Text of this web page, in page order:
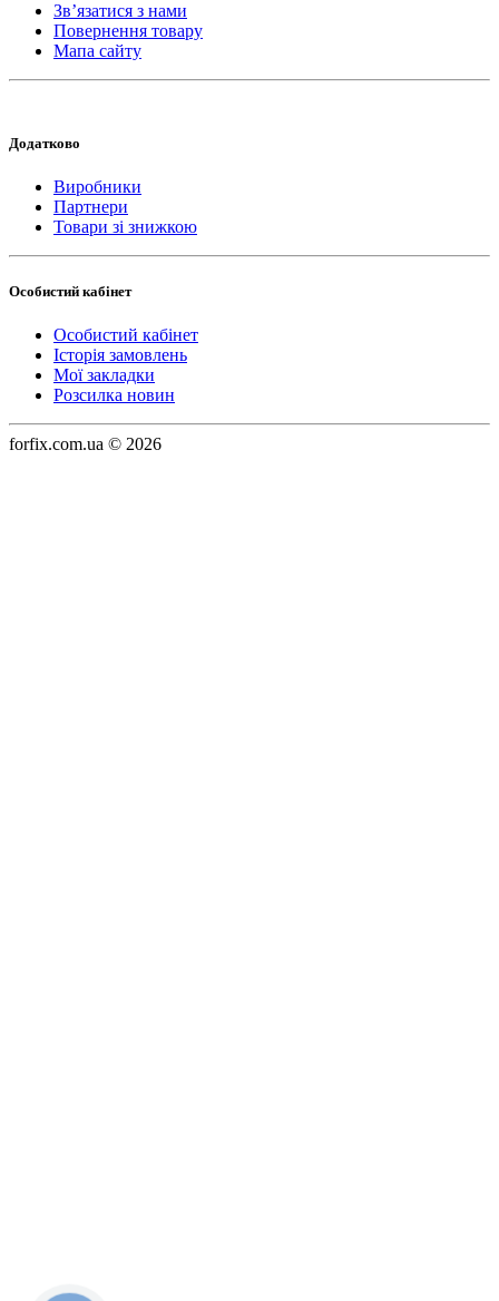
Зв’язатися з нами
Повернення товару
Мапа сайту
Додатково
Виробники
Партнери
Товари зі знижкою
Особистий кабінет
Особистий кабінет
Історія замовлень
Мої закладки
Розсилка новин
forfix.com.ua © 2026